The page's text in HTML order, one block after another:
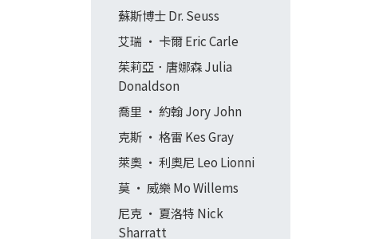
蘇斯博士 Dr. Seuss
艾瑞 ‧ 卡爾 Eric Carle
茱莉亞．唐娜森 Julia
Donaldson
喬里 ‧ 約翰 Jory John
克斯 ‧ 格雷 Kes Gray
萊奧 ‧ 利奧尼 Leo Lionni
莫 ‧ 威樂 Mo Willems
尼克 ‧ 夏洛特 Nick
Sharratt